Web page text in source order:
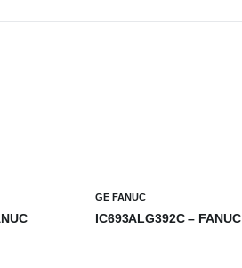
GE FANUC
IC693ALG392C – FANUC
₺0,00